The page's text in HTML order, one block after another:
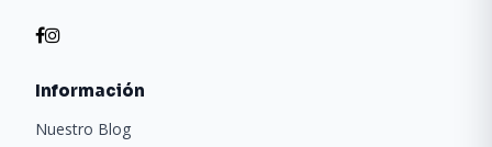
Información
Nuestro Blog